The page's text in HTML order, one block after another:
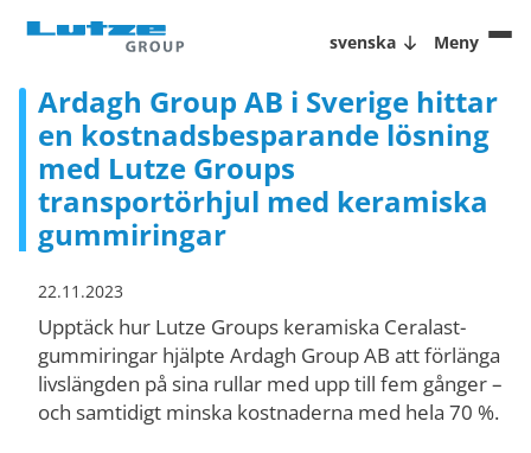
svenska Meny
Ardagh Group AB i Sverige hittar
en kostnadsbesparande lösning
med Lutze Groups
transportörhjul med keramiska
gummiringar
22.11.2023
Upptäck hur Lutze Groups keramiska Ceralast-
gummiringar hjälpte Ardagh Group AB att förlänga
livslängden på sina rullar med upp till fem gånger –
och samtidigt minska kostnaderna med hela 70 %.